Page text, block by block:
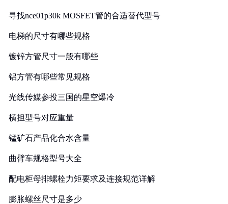
寻找nce01p30k MOSFET管的合适替代型号
电梯的尺寸有哪些规格
镀锌方管尺寸一般有哪些
铝方管有哪些常见规格
光线传媒参投三国的星空爆冷
横担型号对应重量
锰矿石产品化合水含量
曲臂车规格型号大全
配电柜母排螺栓力矩要求及连接规范详解
膨胀螺丝尺寸是多少